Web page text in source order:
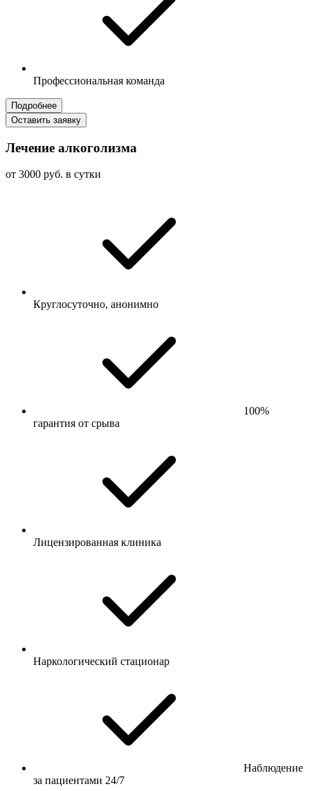
Профессиональная команда
Подробнее
Оставить заявку
Лечение алкоголизма
от 3000 руб. в сутки
Круглосуточно, анонимно
100%
гарантия от срыва
Лицензированная клиника
Наркологический стационар
Наблюдение
за пациентами 24/7